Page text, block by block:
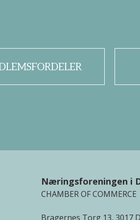
Næringsforeningen i
CHAMBER OF COMMERCE
Bragernes Torg 13, 3017